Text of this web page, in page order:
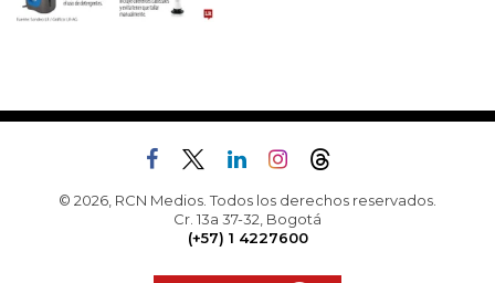
© 2026, RCN Medios. Todos los derechos reservados.
Cr. 13a 37-32, Bogotá
(+57) 1 4227600